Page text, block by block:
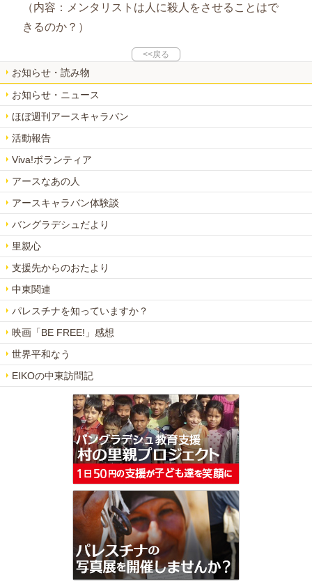
（内容：メンタリストは人に殺人をさせることはで
きるのか？）
<<戻る
お知らせ・読み物
お知らせ・ニュース
ほぼ週刊アースキャラバン
活動報告
Viva!ボランティア
アースなあの人
アースキャラバン体験談
バングラデシュだより
里親心
支援先からのおたより
中東関連
パレスチナを知っていますか？
映画「BE FREE!」感想
世界平和なう
EIKOの中東訪問記